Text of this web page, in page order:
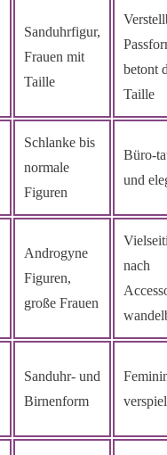
Sanduhrfigur,
Frauen mit
Taille
betont
Taille
Schlanke bis
normale
Figuren
Büro-
und
Androgyne
Figuren,
große Frauen
nach
Sanduhr- und
Birnenform